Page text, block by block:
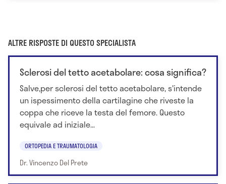
ALTRE RISPOSTE DI QUESTO SPECIALISTA
Sclerosi del tetto acetabolare: cosa significa?
Salve,per sclerosi del tetto acetabolare, s'intende
un ispessimento della cartilagine che riveste la
coppa che riceve la testa del femore. Questo
equivale ad iniziale...
ORTOPEDIA E TRAUMATOLOGIA
Dr. Vincenzo Del Prete